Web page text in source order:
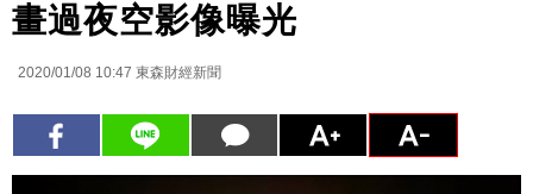
畫過夜空影像曝光
2020/01/08 10:47 東森財經新聞